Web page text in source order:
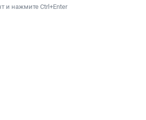
и нажмите Ctrl+Enter